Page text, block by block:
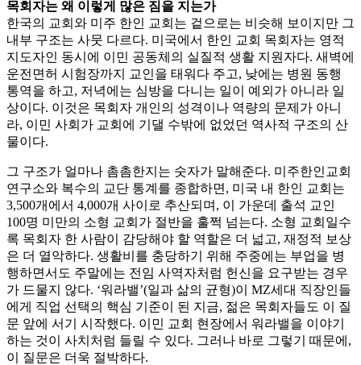
목회자는 왜 이렇게 많은 짐을 지는가
한국의 교회와 미주 한인 교회는 겉으로는 비슷해 보이지만 그
내부 구조는 사뭇 다르다. 미국에서 한인 교회 목회자는 영적
지도자인 동시에 이민 공동체의 실질적 생활 지원자다. 새벽에
운전면허 시험장까지 교인을 태워다 주고, 낮에는 병원 동행
통역을 하고, 저녁에는 심방을 다니는 일이 예외가 아니라 일
상이다. 이것은 목회자 개인의 성격이나 역량의 문제가 아니
라, 이민 사회가 교회에 기댈 수밖에 없었던 역사적 구조의 산
물이다.
그 구조가 얼마나 촘촘한지는 숫자가 말해준다. 미주한인교회
연구소와 복수의 교단 통계를 종합하면, 미국 내 한인 교회는
3,500개에서 4,000개 사이로 추산되며, 이 가운데 출석 교인
100명 미만의 소형 교회가 절반을 훌쩍 넘는다. 소형 교회일수
록 목회자 한 사람이 감당해야 할 역할은 더 넓고, 재정적 보상
은 더 열악하다. 생활비를 충당하기 위해 주중에는 부업을 병
행하면서도 주말에는 전임 사역자처럼 헌신을 요구받는 경우
가 드물지 않다. ‘워라밸’(일과 삶의 균형)이 MZ세대 직장인들
에게 직업 선택의 핵심 기준이 된 지금, 젊은 목회자들도 이 질
문 앞에 서기 시작했다. 이민 교회 현장에서 워라밸을 이야기
하는 것이 사치처럼 들릴 수 있다. 그러나 바로 그렇기 때문에,
이 질문은 더욱 절박하다.